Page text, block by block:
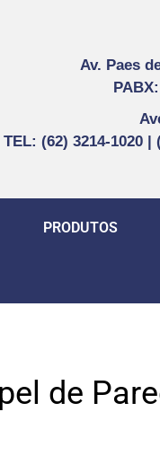
Av. Paes
TEL: (62) 3214-1020 |
PRODUTOS
de